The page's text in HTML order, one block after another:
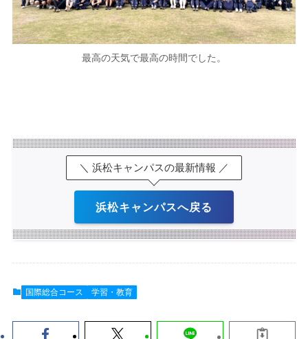
最高の天気で最高の時間でした。
＼ 浜松キャンパスの最新情報 ／
浜松キャンパスへ戻る
国際総合コース 学習・教育